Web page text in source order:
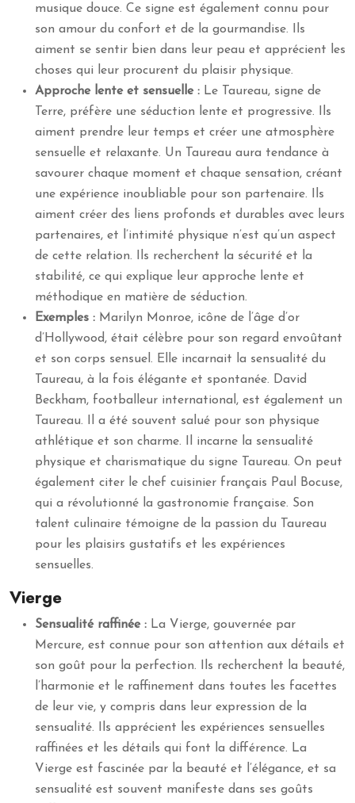
musique douce. Ce signe est également connu pour
son amour du confort et de la gourmandise. Ils
aiment se sentir bien dans leur peau et apprécient les
choses qui leur procurent du plaisir physique.
Approche lente et sensuelle : Le Taureau, signe de
Terre, préfère une séduction lente et progressive. Ils
aiment prendre leur temps et créer une atmosphère
sensuelle et relaxante. Un Taureau aura tendance à
savourer chaque moment et chaque sensation, créant
une expérience inoubliable pour son partenaire. Ils
aiment créer des liens profonds et durables avec leurs
partenaires, et l’intimité physique n’est qu’un aspect
de cette relation. Ils recherchent la sécurité et la
stabilité, ce qui explique leur approche lente et
méthodique en matière de séduction.
Exemples : Marilyn Monroe, icône de l’âge d’or
d’Hollywood, était célèbre pour son regard envoûtant
et son corps sensuel. Elle incarnait la sensualité du
Taureau, à la fois élégante et spontanée. David
Beckham, footballeur international, est également un
Taureau. Il a été souvent salué pour son physique
athlétique et son charme. Il incarne la sensualité
physique et charismatique du signe Taureau. On peut
également citer le chef cuisinier français Paul Bocuse,
qui a révolutionné la gastronomie française. Son
talent culinaire témoigne de la passion du Taureau
pour les plaisirs gustatifs et les expériences
sensuelles.
Vierge
Sensualité raffinée : La Vierge, gouvernée par
Mercure, est connue pour son attention aux détails et
son goût pour la perfection. Ils recherchent la beauté,
l’harmonie et le raffinement dans toutes les facettes
de leur vie, y compris dans leur expression de la
sensualité. Ils apprécient les expériences sensuelles
raffinées et les détails qui font la différence. La
Vierge est fascinée par la beauté et l’élégance, et sa
sensualité est souvent manifeste dans ses goûts